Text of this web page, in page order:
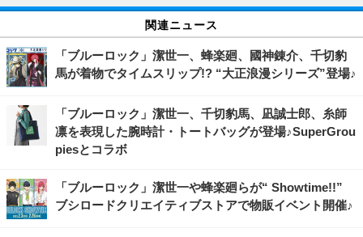
関連ニュース
「ブルーロック」潔世一、蜂楽廻、國神錬介、千切豹
馬が着物でタイムスリップ!? “大正浪漫シリーズ”登場♪
「ブルーロック」潔世一、千切豹馬、凪誠士郎、糸師
凛を表現した腕時計・トートバッグが登場♪SuperGrou
piesとコラボ
「ブルーロック」潔世一や蜂楽廻らが“ Showtime!!”
ブシロードクリエイティブストアで物販イベント開催♪